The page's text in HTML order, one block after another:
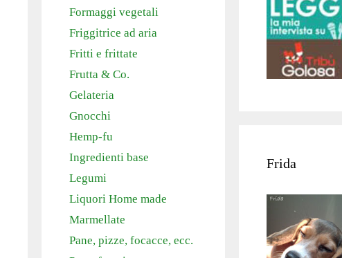
Formaggi vegetali
Friggitrice ad aria
Fritti e frittate
Frutta & Co.
Gelateria
Gnocchi
Hemp-fu
Ingredienti base
Legumi
Liquori Home made
Marmellate
Pane, pizze, focacce, ecc.
Frida